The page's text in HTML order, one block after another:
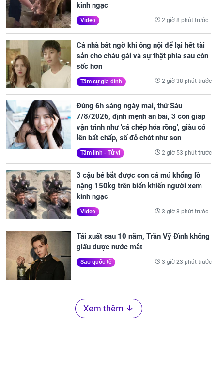
kinh ngạc
Video 2 giờ 8 phút trước
Cả nhà bất ngờ khi ông nội để lại hết tài
sản cho cháu gái và sự thật phía sau còn
sốc hơn
Tâm sự gia đình 2 giờ 38 phút trước
Đúng 6h sáng ngày mai, thứ Sáu
7/8/2026, định mệnh an bài, 3 con giáp
vận trình như 'cá chép hóa rồng', giàu có
lên bất chấp, số đỏ chót như son
Tâm linh - Tử vi 2 giờ 53 phút trước
3 cậu bé bắt được con cá mú khổng lồ
nặng 150kg trên biển khiến người xem
kinh ngạc
Video 3 giờ 8 phút trước
Tái xuất sau 10 năm, Trần Vỹ Đình không
giấu được nước mắt
Sao quốc tế 3 giờ 23 phút trước
Xem thêm